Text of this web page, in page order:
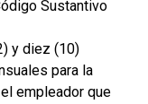
Sustantivo
y diez (10)
para la
empleador que